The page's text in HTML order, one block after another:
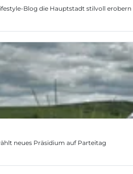
Blog die Hauptstadt stilvoll erobern
neues Präsidium auf Parteitag